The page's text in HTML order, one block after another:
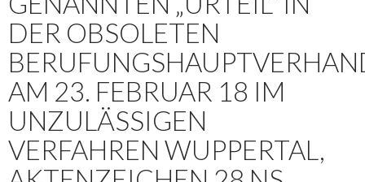
DER OBSOLETEN
AM 23. FEBRUAR 18 IM
UNZULÄSSIGEN
VERFAHREN WUPPERTAL,